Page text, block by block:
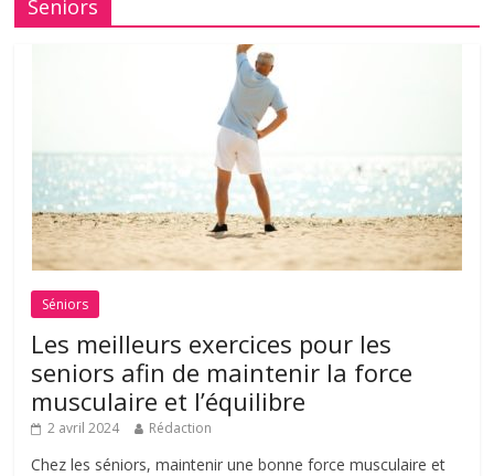
Seniors
Séniors
Les meilleurs exercices pour les
seniors afin de maintenir la force
musculaire et l’équilibre
2 avril 2024 Rédaction
Chez les séniors, maintenir une bonne force musculaire et